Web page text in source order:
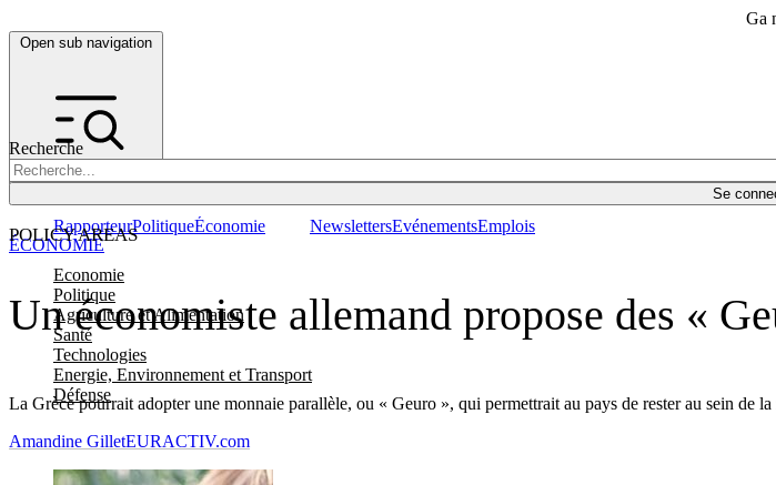
Ga
Open sub navigation
Recherche
Se
POLICY AREAS
Economie
Politique
Agriculture et Alimentation
Santé
Technologies
Energie, Environnement et Transport
Défense
RapporteurPolitiqueÉconomie NewslettersEvénementsEmplois
Un économiste allemand propose des «
La Grèce pourrait adopter une monnaie parallèle, ou « Geuro », qui permettrait au pays de rester au sein de
ÉCONOMIE
Amandine GilletEURACTIV.com